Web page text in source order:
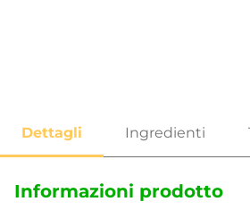
Informazioni prodotto